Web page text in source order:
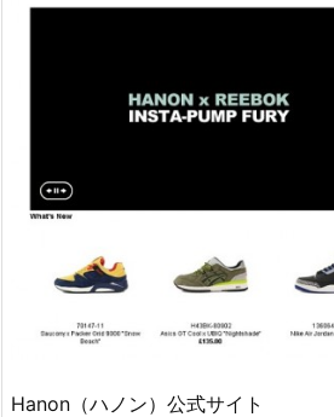
Hanon（ハノン）公式サイト